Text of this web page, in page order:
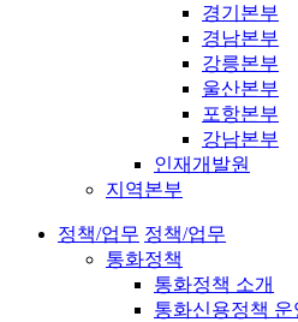
경기본부
경남본부
강릉본부
울산본부
포항본부
강남본부
인재개발원
지역본부
정책/업무 정책/업무
통화정책
통화정책 소개
통화신용정책